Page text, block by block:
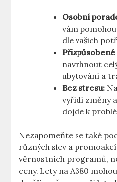
Osobní
vám
dle vašich
Přizpůsobené
navrhnout
ubytování a
Bez stresu:
vyřídí změny
dojde k
Nezapomeňte se také
různých slev a
věrnostních programů,
ceny. Lety na A380​